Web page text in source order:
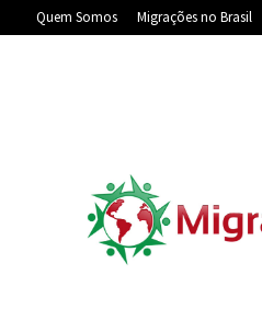
Quem Somos Migrações no Brasil